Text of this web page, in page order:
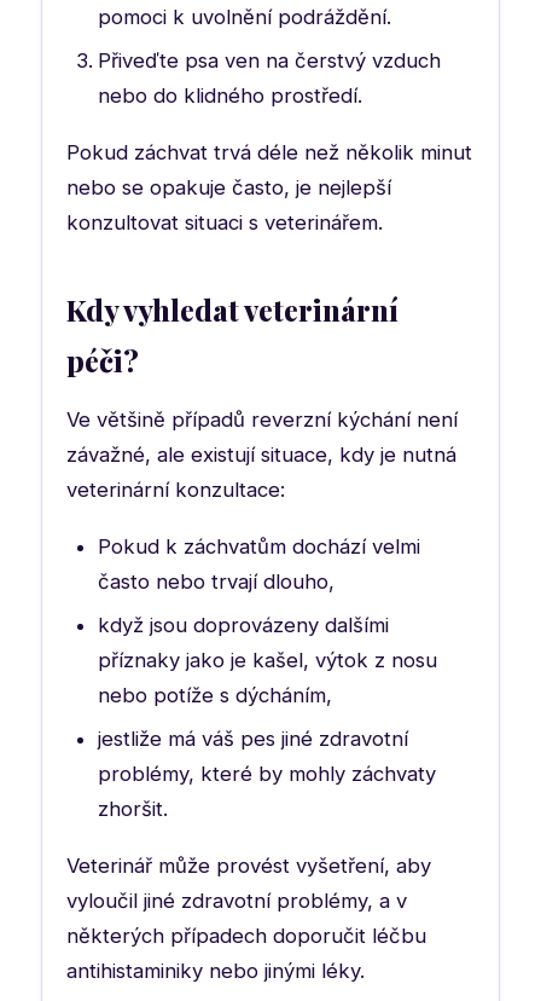
pomoci k uvolnění podráždění.
Přiveďte psa ven na čerstvý vzduch
nebo do klidného prostředí.
Pokud záchvat trvá déle než několik minut
nebo se opakuje často, je nejlepší
konzultovat situaci s veterinářem.
Kdy vyhledat veterinární
péči?
Ve většině případů reverzní kýchání není
závažné, ale existují situace, kdy je nutná
veterinární konzultace:
Pokud k záchvatům dochází velmi
často nebo trvají dlouho,
když jsou doprovázeny dalšími
příznaky jako je kašel, výtok z nosu
nebo potíže s dýcháním,
jestliže má váš pes jiné zdravotní
problémy, které by mohly záchvaty
zhoršit.
Veterinář může provést vyšetření, aby
vyloučil jiné zdravotní problémy, a v
některých případech doporučit léčbu
antihistaminiky nebo jinými léky.